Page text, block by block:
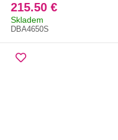
215.50 €
Skladem
DBA4650S